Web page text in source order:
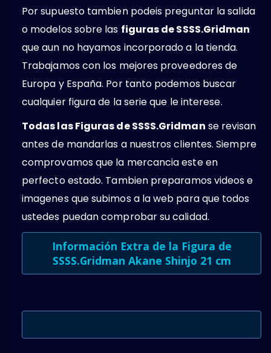
Por supuesto tambien podeis preguntar la salida
o modelos sobre las figuras de SSSS.Gridman
que aun no hayamos incorporado a la tienda.
Trabajamos con los mejores proveedores de
Europa y España. Por tanto podemos buscar
cualquier figura de la serie que le interese.
Todas las Figuras de SSSS.Gridman se revisan
antes de mandarlas a nuestros clientes. Siempre
comprovamos que la mercancia este en
perfecto estado. Tambien preparamos videos e
imagenes que subimos a la web para que todos
ustedes puedan comprobar su calidad.
Información Extra de la Figura de
SSSS.Gridman Akane Shinjo 21 cm